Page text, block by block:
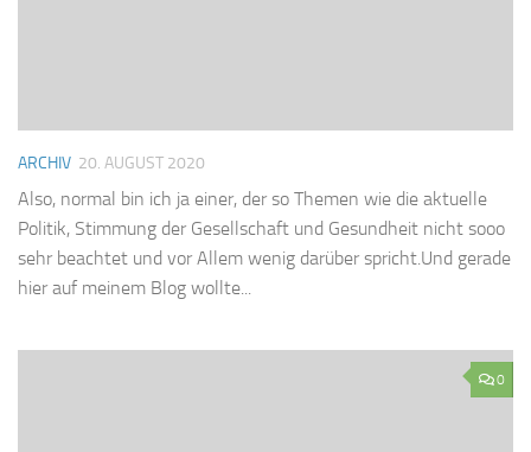
ARCHIV 20. AUGUST 2020
Also, normal bin ich ja einer, der so Themen wie die aktuelle
Politik, Stimmung der Gesellschaft und Gesundheit nicht sooo
sehr beachtet und vor Allem wenig darüber spricht.Und gerade
hier auf meinem Blog wollte...
0